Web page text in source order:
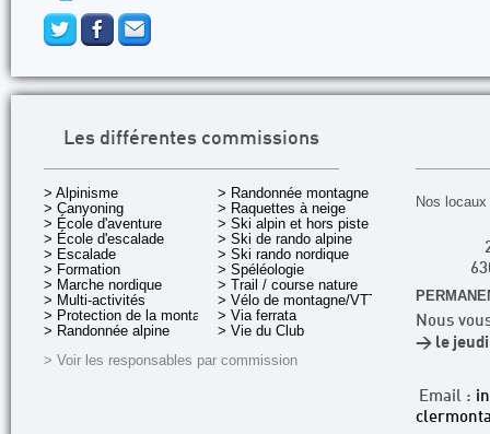
Les différentes commissions
> Alpinisme
> Canyoning
> École d'aventure
> École d'escalade
> Escalade
> Formation
> Marche nordique
> Multi-activités
> Protection de la montagne
> Randonnée alpine
> Randonnée montagne
> Raquettes à neige
> Ski alpin et hors piste
> Ski de rando alpine
> Ski rando nordique
> Spéléologie
> Trail / course nature
> Vélo de montagne/VTT
> Via ferrata
> Vie du Club
> Voir les responsables par commission
Nos
Nous
> le jeudi
Email :